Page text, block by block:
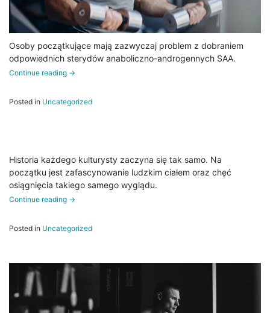
Osoby początkujące mają zazwyczaj problem z dobraniem
odpowiednich sterydów anaboliczno-androgennych SAA.
Continue reading →
Posted in Uncategorized
Historia każdego kulturysty zaczyna się tak samo. Na
początku jest zafascynowanie ludzkim ciałem oraz chęć
osiągnięcia takiego samego wyglądu.
Continue reading →
Posted in Uncategorized